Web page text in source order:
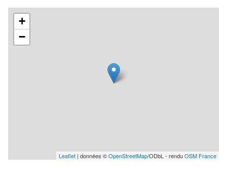
+
−
Leaflet | données ©OpenStreetMap/ODbL - renduOSM France